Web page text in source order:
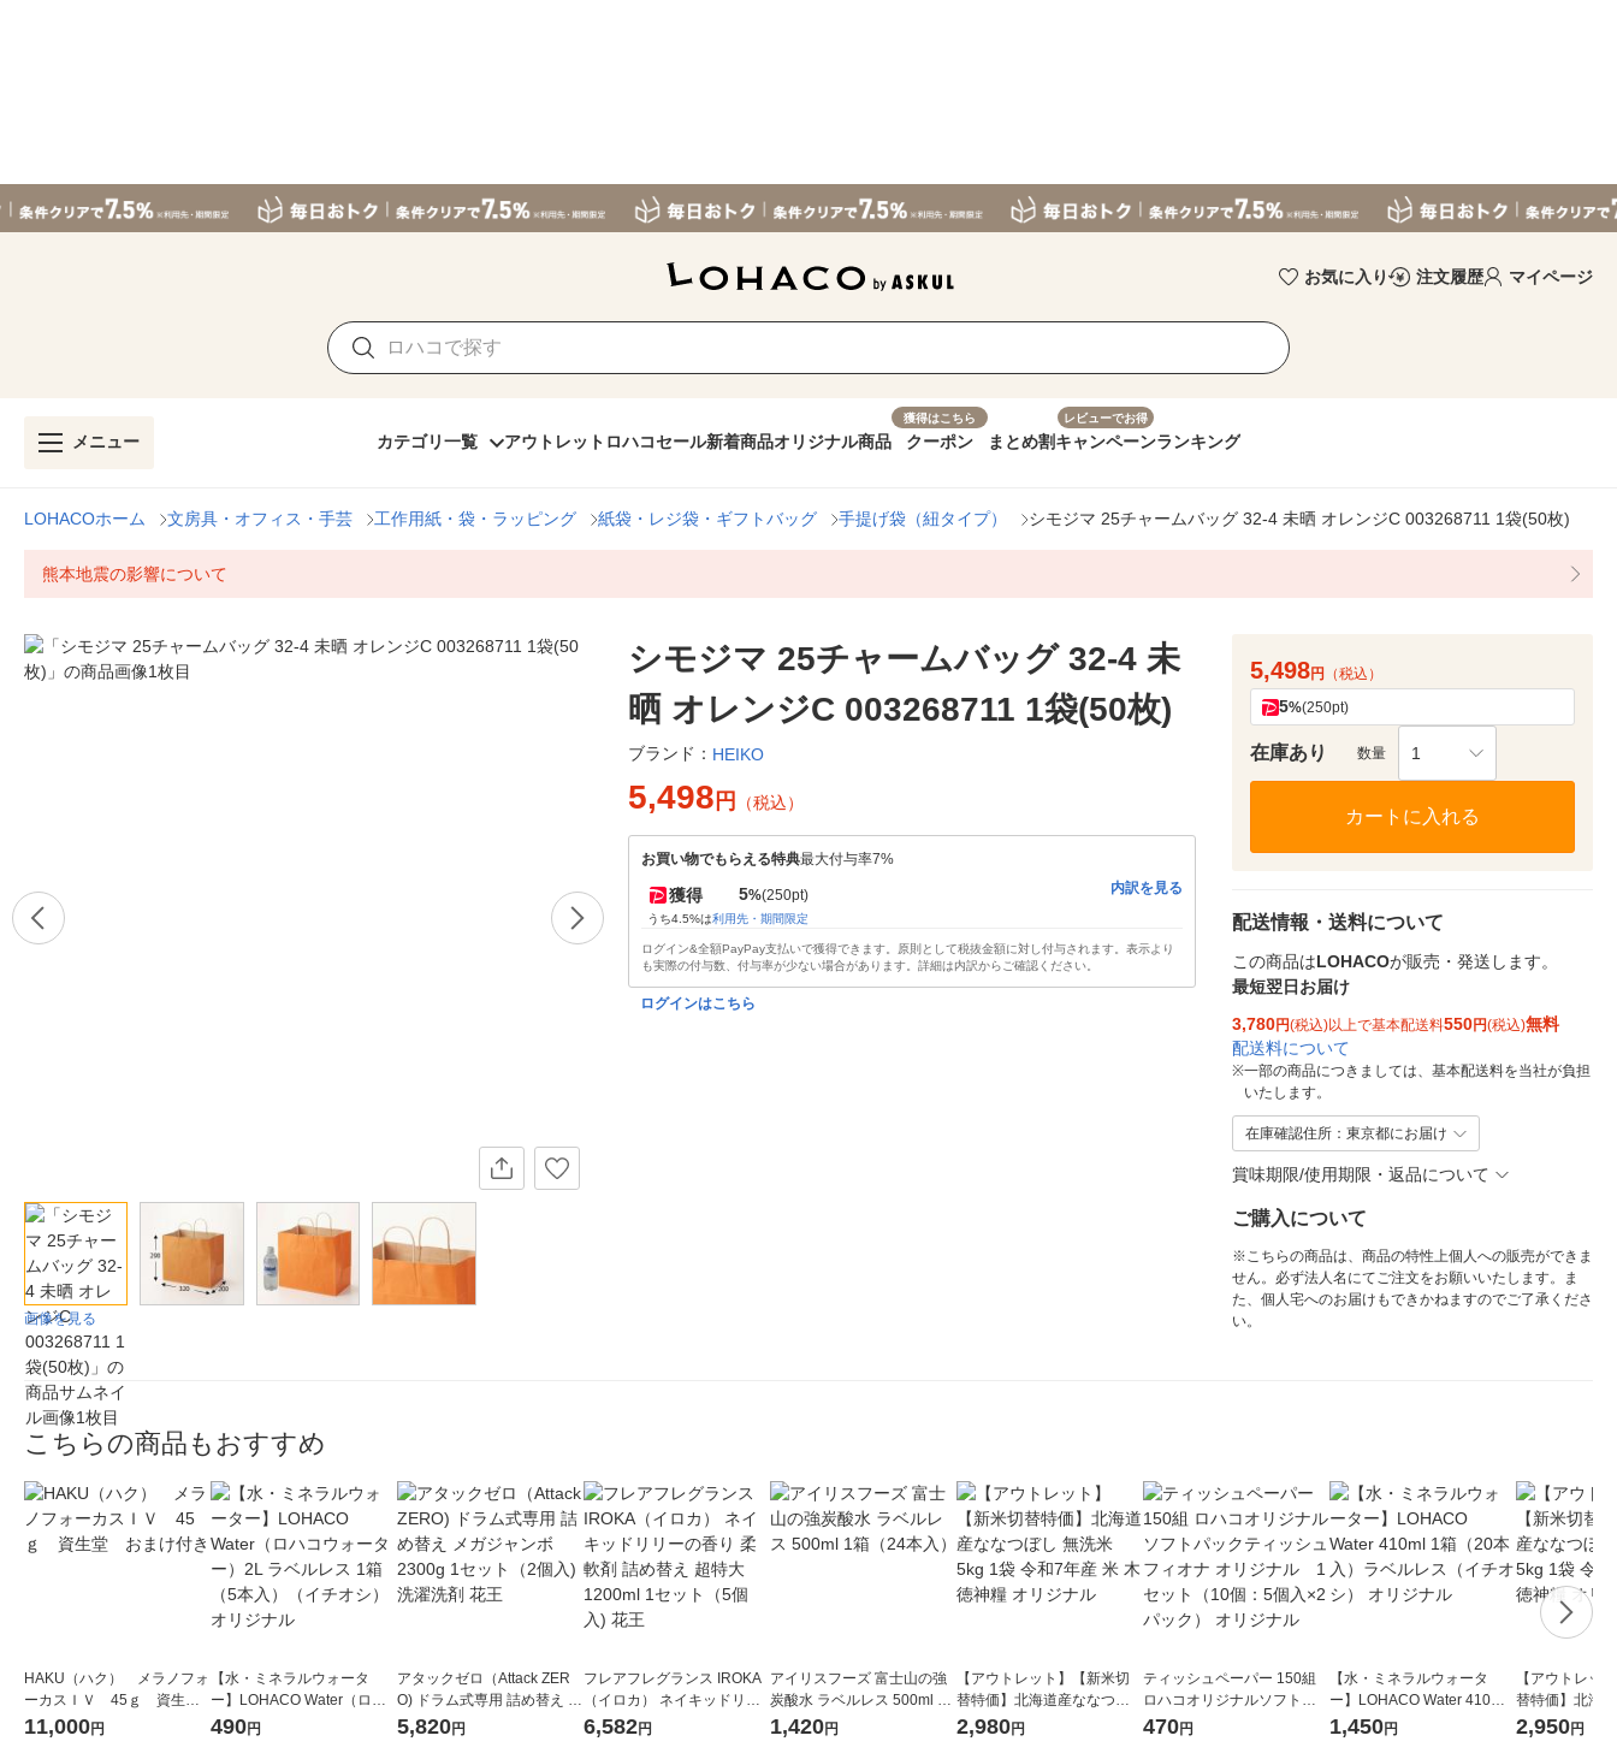
お気に入り 注文履歴 マイページ
メニュー カテゴリ一覧 アウトレット ロハコセール新着商品オリジナル商品
獲得はこちら
クーポン まとめ割
レビューでお得
キャンペーンランキング
LOHACOホーム 文房具・オフィス・手芸 工作用紙・袋・ラッピング 紙袋・レジ袋・ギフトバッグ 手提げ袋（紐タイプ） シモジマ 25チャームバッグ 32-4 未晒 オレンジC 003268711 1袋(50枚)
熊本地震の影響について
画像を見る
シモジマ 25チャームバッグ 32-4 未
晒 オレンジC 003268711 1袋(50枚)
ブランド： HEIKO
5,498 円 （税込）
お買い物でもらえる特典最大付与率7%
獲得 5%(250pt)
うち4.5%は利用先・期間限定
内訳を見る
ログイン&全額PayPay支払いで獲得できます。原則として税抜金額に対し付与されます。表示より
も実際の付与数、付与率が少ない場合があります。詳細は内訳からご確認ください。
ログインはこちら
5,498円 （税込）
5%(250pt)
在庫あり 数量 1
カートに入れる
配送情報・送料について
この商品はLOHACOが販売・発送します。
最短翌日お届け
3,780円(税込)以上で基本配送料550円(税込)無料
配送料について
※一部の商品につきましては、基本配送料を当社が負担
いたします。
在庫確認住所：東京都にお届け
賞味期限/使用期限・返品について
ご購入について
※こちらの商品は、商品の特性上個人への販売ができま
せん。必ず法人名にてご注文をお願いいたします。ま
た、個人宅へのお届けもできかねますのでご了承くださ
い。
こちらの商品もおすすめ
HAKU（ハク） メラノフォ
ーカスＩＶ 45ｇ 資生
堂 おまけ付き
11,000円
【水・ミネラルウォータ
ー】LOHACO Water（ロハ
コウォーター）2L ラベルレ
490円
アタックゼロ（Attack ZER
O) ドラム式専用 詰め替え メ
ガジャンボ 2300g 1セット
5,820円
フレアフレグランス IROKA
（イロカ） ネイキッドリリ
ーの香り 柔軟剤 詰め替え 超
6,582円
アイリスフーズ 富士山の強
炭酸水 ラベルレス 500ml 1
箱（24本入）
1,420円
【アウトレット】【新米切
替特価】北海道産ななつぼ
し 無洗米 5kg 1袋 令和7年産
2,980円
ティッシュペーパー 150組
ロハコオリジナルソフトパ
ックティッシュ フィオナ オ
470円
【水・ミネラルウォータ
ー】LOHACO Water 410ml
1箱（20本入）ラベルレス
1,450円
【アウトレッ
替特価】北海
し 精白米 5kg
2,950円